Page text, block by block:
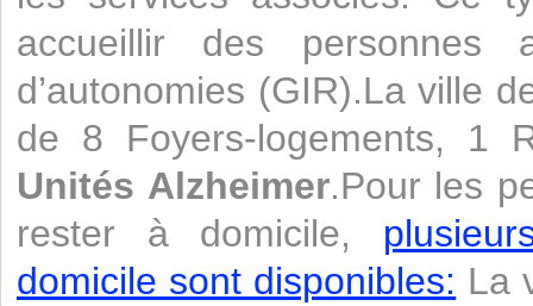
accueillir des personnes
d’autonomies (GIR).La ville
de 8 Foyers-logements, 1
Unités Alzheimer.Pour les
rester à domicile,
domicile sont disponibles: La